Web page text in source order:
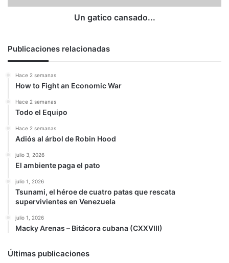
Un gatico cansado...
Publicaciones relacionadas
Hace 2 semanas
How to Fight an Economic War
Hace 2 semanas
Todo el Equipo
Hace 2 semanas
Adiós al árbol de Robin Hood
julio 3, 2026
El ambiente paga el pato
julio 1, 2026
Tsunami, el héroe de cuatro patas que rescata
supervivientes en Venezuela
julio 1, 2026
Macky Arenas – Bitácora cubana (CXXVIII)
Últimas publicaciones